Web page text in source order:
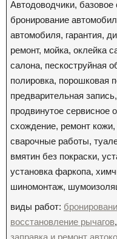
Автодоводчики,
бронирование
автомобиля, гарантия,
ремонт, мойка, оклейка
салона, пескоструйная
полировка, порошковая
предварительная
продвинутое сервисное
схождение, ремонт
сварочные работы,
вмятин без покраски,
установка фаркопа,
шиномонтаж,
виды работ:
восстановление рычагов,
заправка и ремонт